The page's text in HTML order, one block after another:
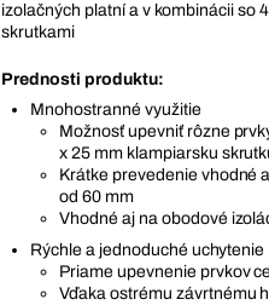
izolačných platní a v kombinácii so
skrutkami
Prednosti produktu:
Mnohostranné využitie
Možnosť upevniť rôzne
x 25 mm klampiarsku
Krátke prevedenie vhodné
od 60 mm
Vhodné aj na obodové
Rýchle a jednoduché uchytenie
Priame upevnenie prvkov
Vďaka ostrému závrtnému